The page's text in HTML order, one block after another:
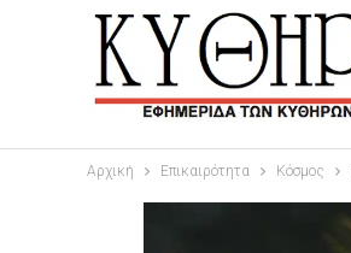
Αρχική Επικαιρότητα Κόσμος